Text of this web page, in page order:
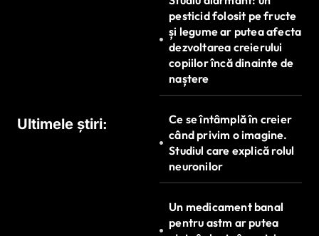
Ultimele știri:
pesticid folosit pe fructe
și legume ar putea afecta
dezvoltarea creierului
copiilor încă dinainte de
naștere
Ce se întâmplă în creier
când privim o imagine.
Studiul care explică rolul
neuronilor
Un medicament banal
pentru astm ar putea